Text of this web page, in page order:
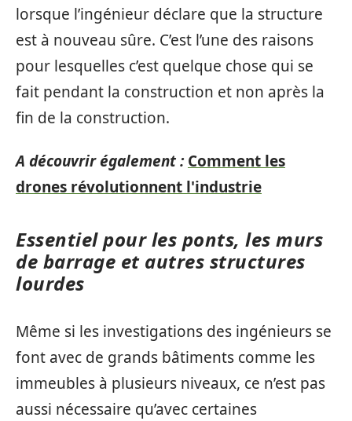
lorsque l’ingénieur déclare que la structure
est à nouveau sûre. C’est l’une des raisons
pour lesquelles c’est quelque chose qui se
fait pendant la construction et non après la
fin de la construction.
A découvrir également : Comment les
drones révolutionnent l'industrie
Essentiel pour les ponts, les murs
de barrage et autres structures
lourdes
Même si les investigations des ingénieurs se
font avec de grands bâtiments comme les
immeubles à plusieurs niveaux, ce n’est pas
aussi nécessaire qu’avec certaines